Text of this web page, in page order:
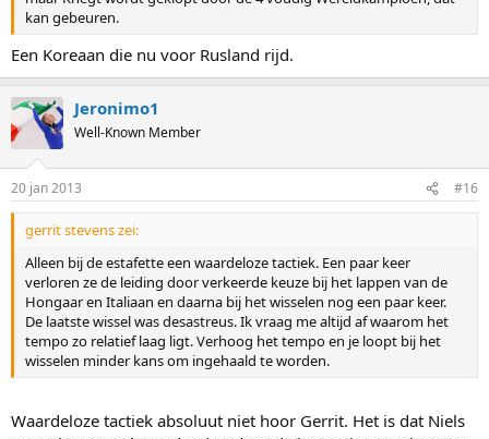
kan gebeuren.
Een Koreaan die nu voor Rusland rijd.
Jeronimo1
Well-Known Member
20 jan 2013 #16
gerrit stevens zei:
Alleen bij de estafette een waardeloze tactiek. Een paar keer
verloren ze de leiding door verkeerde keuze bij het lappen van de
Hongaar en Italiaan en daarna bij het wisselen nog een paar keer.
De laatste wissel was desastreus. Ik vraag me altijd af waarom het
tempo zo relatief laag ligt. Verhoog het tempo en je loopt bij het
wisselen minder kans om ingehaald te worden.
Waardeloze tactiek absoluut niet hoor Gerrit. Het is dat Niels